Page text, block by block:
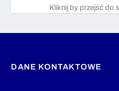
Kliknij by przejść do
DANE KONTAKTOWE